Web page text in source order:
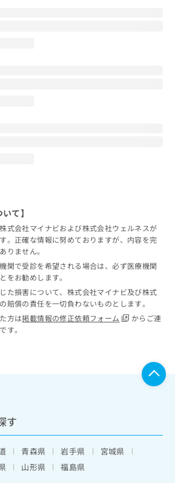
て】
式会社マイナビおよび株式会社ウェルネスが
。正確な情報に努めておりますが、内容を完
りません。
関で受診を希望される場合は、必ず医療機関
をお勧めします。
た損害について、株式会社マイナビ及び株式
賠償の責任を一切負わないものとします。
方は掲載情報の修正依頼フォーム
からご連
す。
す
青森県 岩手県
宮城県
山形県
福島県